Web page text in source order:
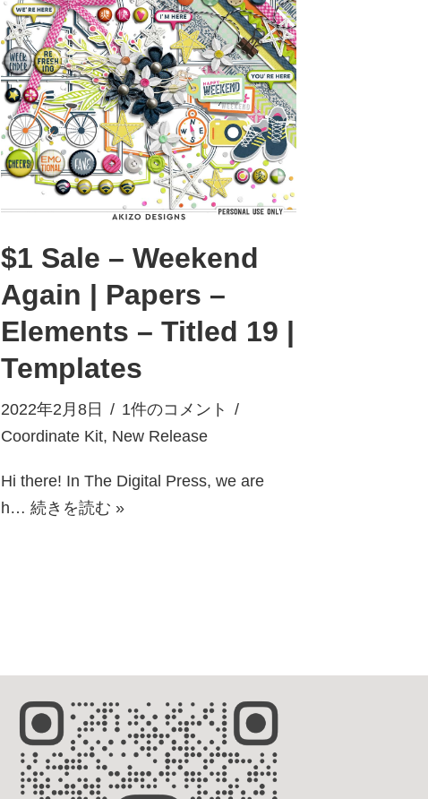
$1 Sale – Weekend
Again | Papers –
Elements – Titled 19 |
Templates
2022年2月8日
1件のコメント
Coordinate Kit, New Release
Hi there! In The Digital Press, we are
h… 続きを読む »